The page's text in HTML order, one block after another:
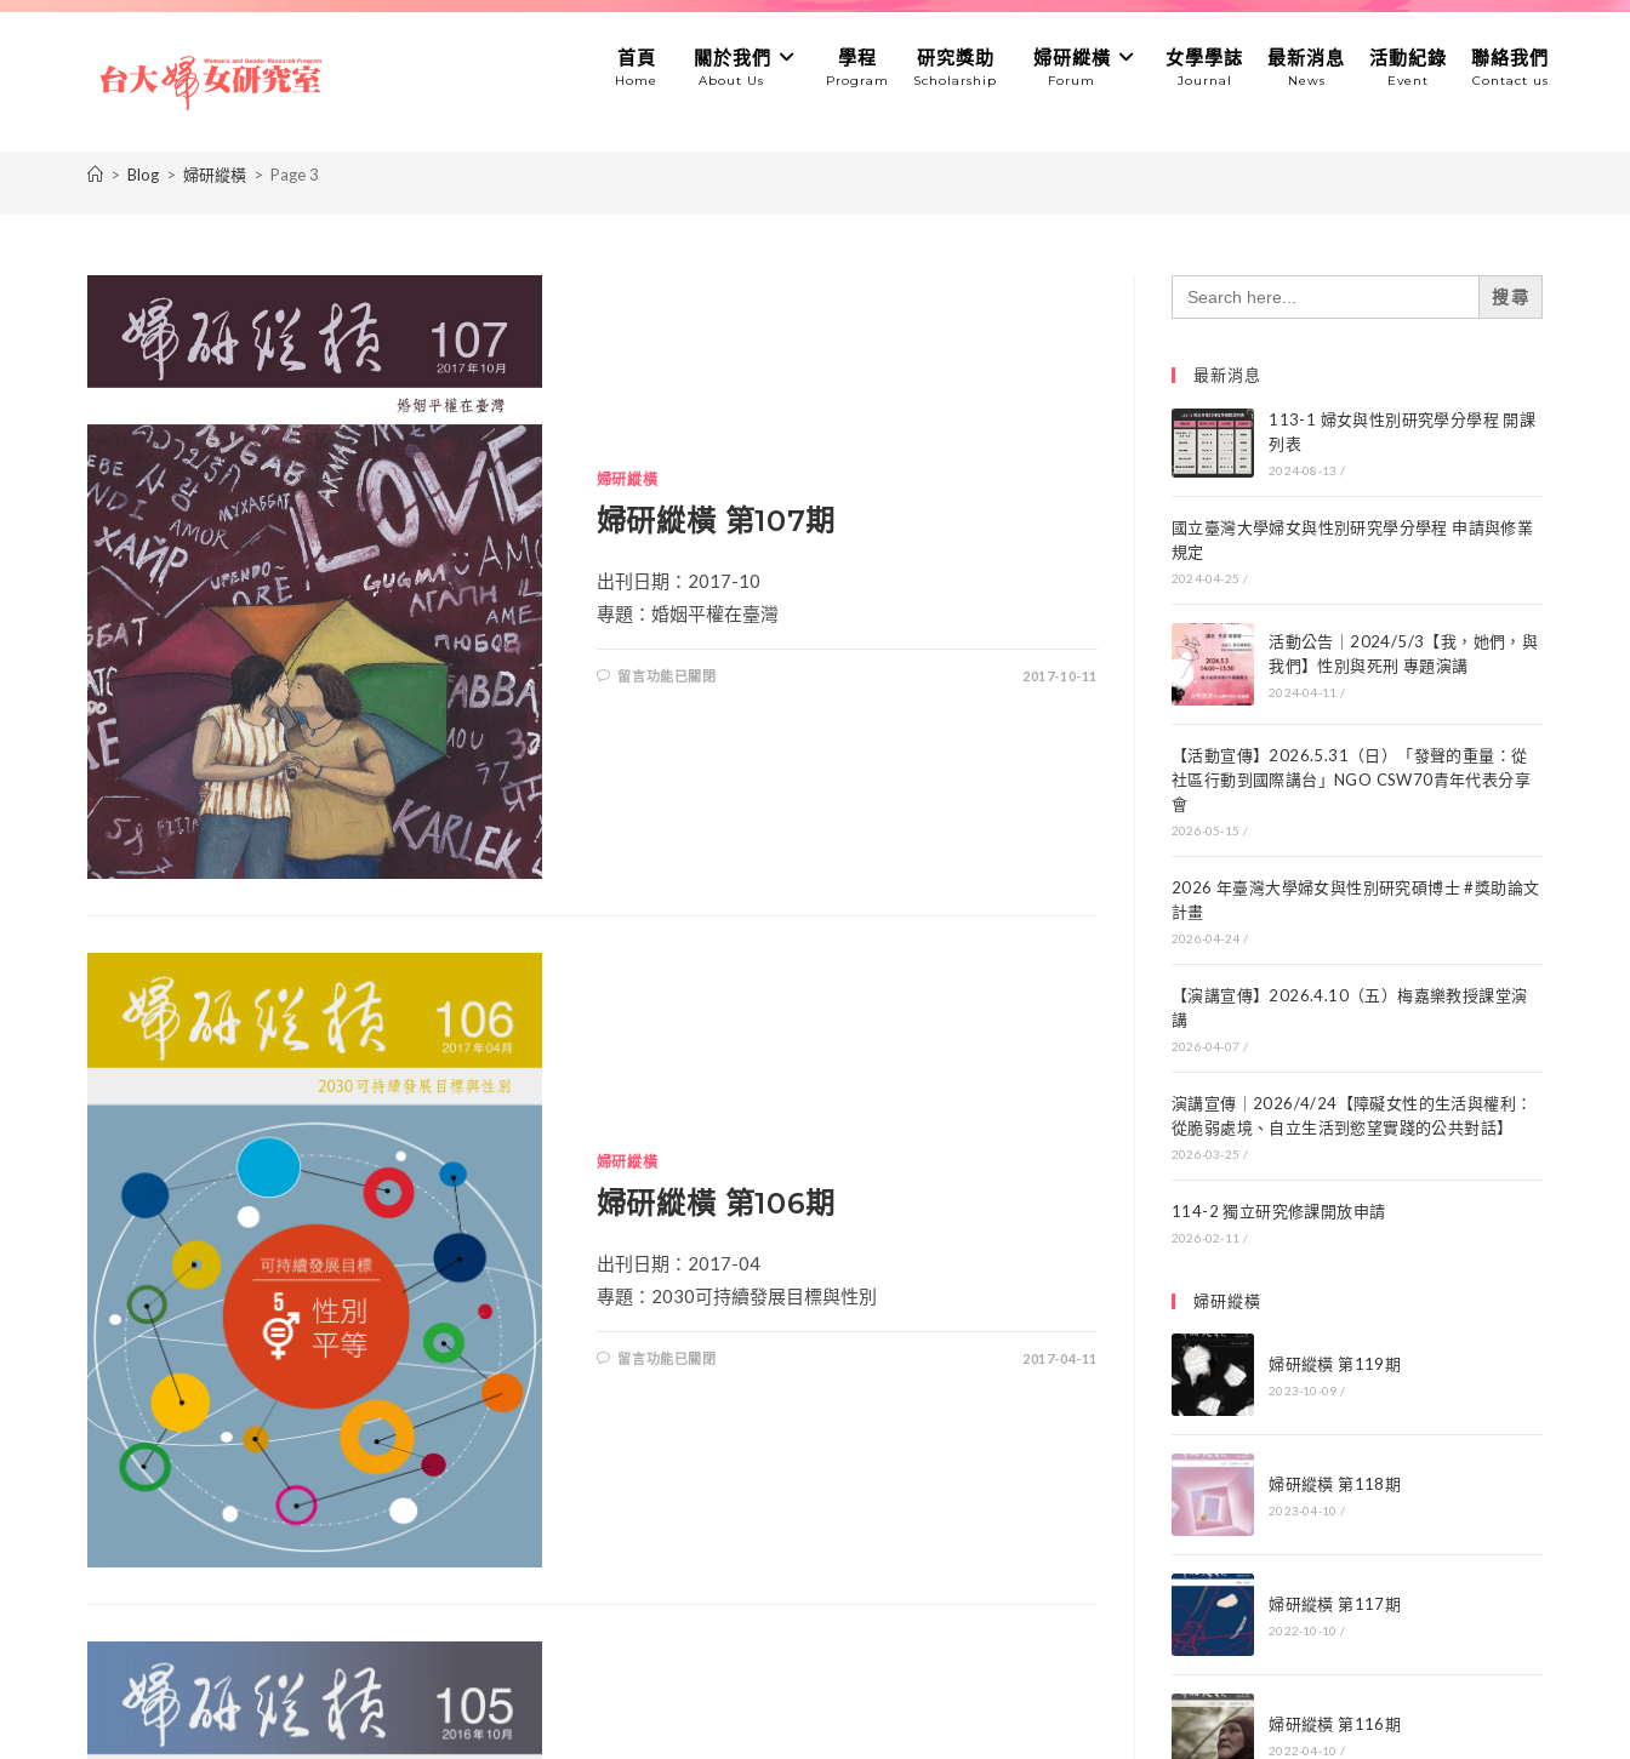
首頁 關於我們 學程 研究獎助 婦研縱橫 女學學誌 最新消息 活動紀錄 聯絡我們
> Blog > 婦研縱橫 > Page 3
婦研縱橫
婦研縱橫 第107期
出刊日期：2017-10
專題：婚姻平權在臺灣
留言功能已關閉 2017-10-11
婦研縱橫
婦研縱橫 第106期
出刊日期：2017-04
專題：2030可持續發展目標與性別
留言功能已關閉 2017-04-11
Search
for:
最新消息
113-1 婦女與性別研究學分學程 開課
列表
2024-08-13 /
國立臺灣大學婦女與性別研究學分學程 申請與修業
規定
2024-04-25 /
活動公告｜2024/5/3【我，她們，與
我們】性別與死刑 專題演講
2024-04-11 /
【活動宣傳】2026.5.31（日）「發聲的重量：從
社區行動到國際講台」NGO CSW70青年代表分享
會
2026-05-15 /
2026 年臺灣大學婦女與性別研究碩博士 #獎助論文
計畫
2026-04-24 /
【演講宣傳】2026.4.10（五）梅嘉樂教授課堂演
講
2026-04-07 /
演講宣傳｜2026/4/24【障礙女性的生活與權利：
從脆弱處境、自立生活到慾望實踐的公共對話】
2026-03-25 /
114-2 獨立研究修課開放申請
2026-02-11 /
婦研縱橫
婦研縱橫 第119期
2023-10-09 /
婦研縱橫 第118期
2023-04-10 /
婦研縱橫 第117期
2022-10-10 /
婦研縱橫 第116期
2022-04-10 /